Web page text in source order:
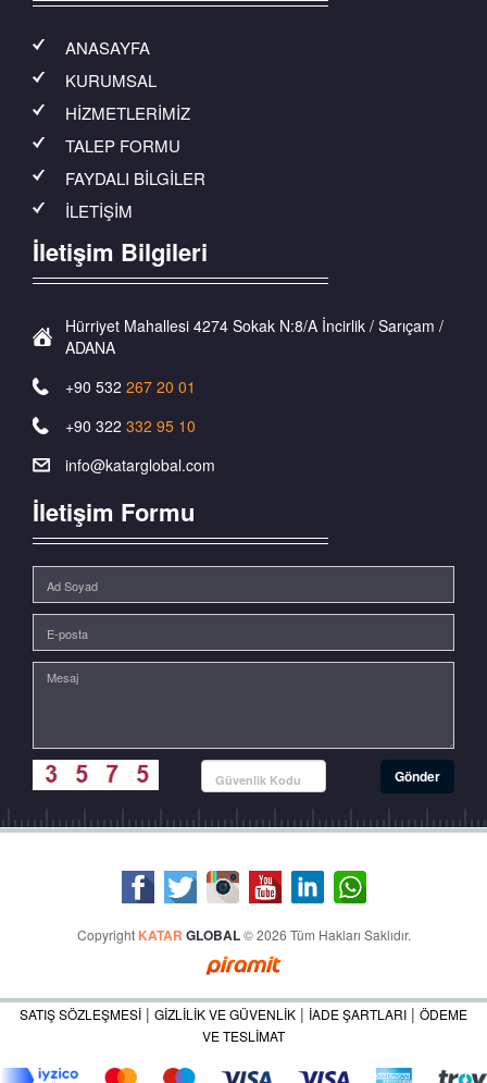
ANASAYFA
KURUMSAL
HİZMETLERİMİZ
TALEP FORMU
FAYDALI BİLGİLER
İLETİŞİM
İletişim Bilgileri
Hürriyet Mahallesi 4274 Sokak N:8/A İncirlik / Sarıçam /
ADANA
+90 532 267 20 01
+90 322 332 95 10
info@katarglobal.com
İletişim Formu
Copyright KATAR GLOBAL© 2026 Tüm Hakları Saklıdır.
SATIŞ SÖZLEŞMESİ | GİZLİLİK VE GÜVENLİK | İADE ŞARTLARI | ÖDEME
VE TESLİMAT